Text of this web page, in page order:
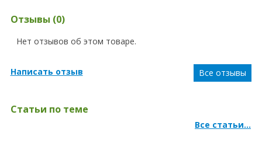
Отзывы (0)
Нет отзывов об этом товаре.
Написать отзыв Все отзывы
Статьи по теме
Массаж грудного отдела позвоночника при болях в спине.
Все статьи...